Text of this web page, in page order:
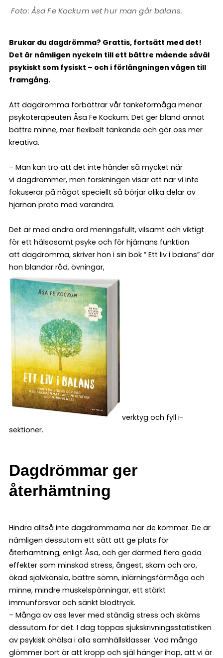
Åsa Fe Kockum vet hur man går balans.
Brukar du dagdrömma? Grattis, fortsätt med det!
Det är nämligen nyckeln till ett bättre mående såväl
psykiskt som fysiskt – och i förlängningen vägen till
framgång.
Att dagdrömma förbättrar vår tankeförmåga menar
psykoterapeuten Åsa Fe Kockum. Det ger bland annat
bättre minne, mer flexibelt tänkande och gör oss mer
kreativa.
– Man kan tro att det inte händer så mycket när
vi dagdrömmer, men forskningen visar att när vi inte
fokuserar på något speciellt så börjar olika delar av
hjärnan prata med varandra.
Det är med andra ord meningsfullt, vilsamt och viktigt
för ett hälsosamt psyke och för hjärnans funktion
att dagdrömma, skriver hon i sin bok ” Ett liv i balans” där
hon blandar råd, övningar,
verktyg och fyll i-
sektioner.
Dagdrömmar ger
återhämtning
Hindra alltså inte dagdrömmarna när de kommer. De är
nämligen dessutom ett sätt att ge plats för
återhämtning, enligt Åsa, och ger därmed flera goda
effekter som minskad stress, ångest, skam och oro,
ökad självkänsla, bättre sömn, inlärningsförmåga och
minne, mindre muskelspänningar, ett stärkt
immunförsvar och sänkt blodtryck.
– Många av oss lever med ständig stress och skäms
dessutom för det. I dag toppas sjukskrivningsstatistiken
av psykisk ohälsa i alla samhällsklasser. Vad många
glömmer bort är att kropp och själ hänger ihop, att vi är